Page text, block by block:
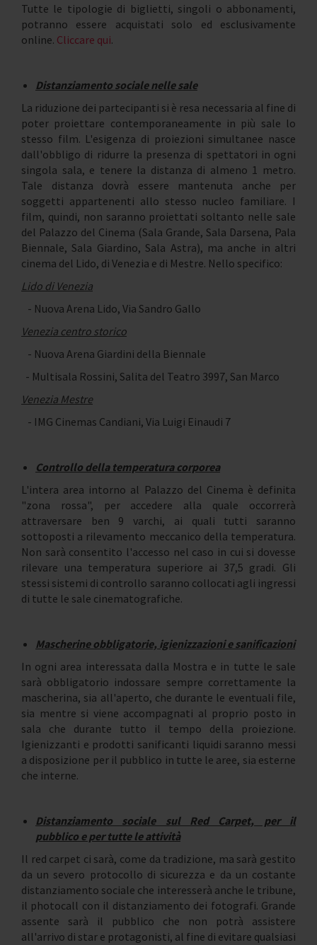
Tutte le tipologie di biglietti, singoli o abbonamenti,
potranno essere acquistati solo ed esclusivamente
online. Cliccare qui.
Distanziamento sociale nelle sale
La riduzione dei partecipanti si è resa necessaria al fine di
poter proiettare contemporaneamente in più sale lo
stesso film. L'esigenza di proiezioni simultanee nasce
dall'obbligo di ridurre la presenza di spettatori in ogni
singola sala, e tenere la distanza di almeno 1 metro.
Tale distanza dovrà essere mantenuta anche per
soggetti appartenenti allo stesso nucleo familiare. I
film, quindi, non saranno proiettati soltanto nelle sale
del Palazzo del Cinema (Sala Grande, Sala Darsena, Pala
Biennale, Sala Giardino, Sala Astra), ma anche in altri
cinema del Lido, di Venezia e di Mestre. Nello specifico:
Lido di Venezia
- Nuova Arena Lido, Via Sandro Gallo
Venezia centro storico
- Nuova Arena Giardini della Biennale
- Multisala Rossini, Salita del Teatro 3997, San Marco
Venezia Mestre
- IMG Cinemas Candiani, Via Luigi Einaudi 7
Controllo della temperatura corporea
L'intera area intorno al Palazzo del Cinema è definita
"zona rossa", per accedere alla quale occorrerà
attraversare ben 9 varchi, ai quali tutti saranno
sottoposti a rilevamento meccanico della temperatura.
Non sarà consentito l'accesso nel caso in cui si dovesse
rilevare una temperatura superiore ai 37,5 gradi. Gli
stessi sistemi di controllo saranno collocati agli ingressi
di tutte le sale cinematografiche.
Mascherine obbligatorie, igienizzazioni e sanificazioni
In ogni area interessata dalla Mostra e in tutte le sale
sarà obbligatorio indossare sempre correttamente la
mascherina, sia all'aperto, che durante le eventuali file,
sia mentre si viene accompagnati al proprio posto in
sala che durante tutto il tempo della proiezione.
Igienizzanti e prodotti sanificanti liquidi saranno messi
a disposizione per il pubblico in tutte le aree, sia esterne
che interne.
Distanziamento sociale sul Red Carpet, per il
pubblico e per tutte le attività
Il red carpet ci sarà, come da tradizione, ma sarà gestito
da un severo protocollo di sicurezza e da un costante
distanziamento sociale che interesserà anche le tribune,
il photocall con il distanziamento dei fotografi. Grande
assente sarà il pubblico che non potrà assistere
all'arrivo di star e protagonisti, al fine di evitare qualsiasi